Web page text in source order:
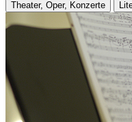
Theater, Oper, Konzerte